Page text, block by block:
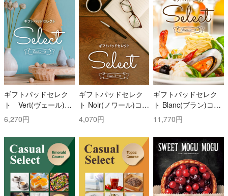
ギフトパッドセレク
ト Vert(ヴェール)コ
ース
6,270円
ギフトパッドセレク
ト Noir(ノワール)コー
ス
4,070円
ギフトパッドセレク
ト Blanc(ブラン)コー
ス
11,770円